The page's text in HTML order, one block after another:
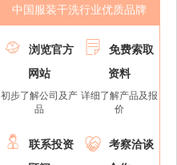
中国服装干洗行业优质品牌

浏览官方
网站
初步了解公司及产
品

免费索取
资料
详细了解产品及报
价

联系投资

考察洽谈